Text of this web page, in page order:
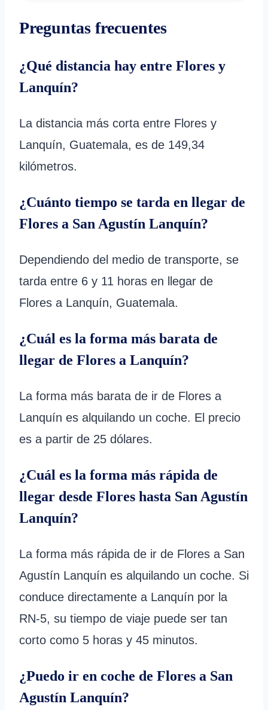
Preguntas frecuentes
¿Qué distancia hay entre Flores y
Lanquín?
La distancia más corta entre Flores y
Lanquín, Guatemala, es de 149,34
kilómetros.
¿Cuánto tiempo se tarda en llegar de
Flores a San Agustín Lanquín?
Dependiendo del medio de transporte, se
tarda entre 6 y 11 horas en llegar de
Flores a Lanquín, Guatemala.
¿Cuál es la forma más barata de
llegar de Flores a Lanquín?
La forma más barata de ir de Flores a
Lanquín es alquilando un coche. El precio
es a partir de 25 dólares.
¿Cuál es la forma más rápida de
llegar desde Flores hasta San Agustín
Lanquín?
La forma más rápida de ir de Flores a San
Agustín Lanquín es alquilando un coche. Si
conduce directamente a Lanquín por la
RN-5, su tiempo de viaje puede ser tan
corto como 5 horas y 45 minutos.
¿Puedo ir en coche de Flores a San
Agustín Lanquín?